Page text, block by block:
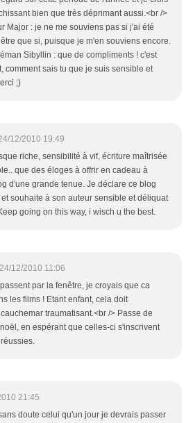
bien que très déprimant aussi.<br />
Major : je ne me souviens pas si j'ai été
que si, puisque je m'en souviens encore.
Sibyllin : que de compliments ! c'est
comment sais tu que je suis sensible et
;)
12/2010 19:49
riche, sensibilité à vif, écriture maîtrisée
que des éloges à offrir en cadeau à
d'une grande tenue. Je déclare ce blog
souhaite à son auteur sensible et déliquat
going on this way, i wisch u the best.
24/12/2010 11:06
par la fenêtre, je croyais que ca
les films ! Etant enfant, cela doit
traumatisant.<br /> Passe de
en espérant que celles-ci s'inscrivent
21:45
doute celui qu'un jour je devrais passer